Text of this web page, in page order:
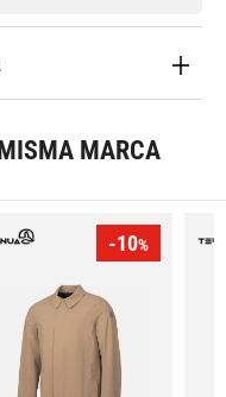
MARCA
-10%